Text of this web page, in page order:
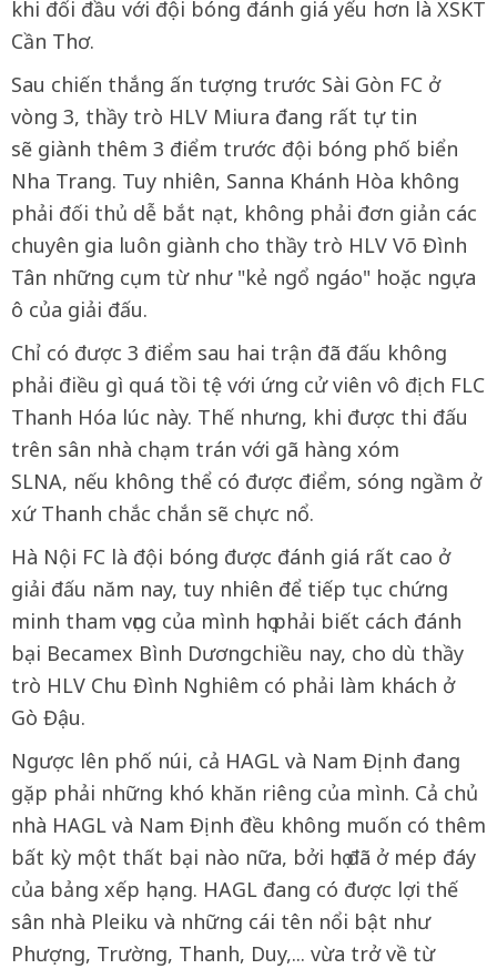
khi đối đầu với đội bóng đánh giá yếu hơn là XSKT
Cần Thơ.
Sau chiến thắng ấn tượng trước Sài Gòn FC ở
vòng 3, thầy trò HLV Miura đang rất tự tin
sẽ giành thêm 3 điểm trước đội bóng phố biển
Nha Trang. Tuy nhiên, Sanna Khánh Hòa không
phải đối thủ dễ bắt nạt, không phải đơn giản các
chuyên gia luôn giành cho thầy trò HLV Võ Đình
Tân những cụm từ như "kẻ ngổ ngáo" hoặc ngựa
ô của giải đấu.
Chỉ có được 3 điểm sau hai trận đã đấu không
phải điều gì quá tồi tệ với ứng cử viên vô địch FLC
Thanh Hóa lúc này. Thế nhưng, khi được thi đấu
trên sân nhà chạm trán với gã hàng xóm
SLNA, nếu không thể có được điểm, sóng ngầm ở
xứ Thanh chắc chắn sẽ chực nổ.
Hà Nội FC là đội bóng được đánh giá rất cao ở
giải đấu năm nay, tuy nhiên để tiếp tục chứng
minh tham vọng của mình họ phải biết cách đánh
bại Becamex Bình Dươngchiều nay, cho dù thầy
trò HLV Chu Đình Nghiêm có phải làm khách ở
Gò Đậu.
Ngược lên phố núi, cả HAGL và Nam Định đang
gặp phải những khó khăn riêng của mình. Cả chủ
nhà HAGL và Nam Định đều không muốn có thêm
bất kỳ một thất bại nào nữa, bởi họ đã ở mép đáy
của bảng xếp hạng. HAGL đang có được lợi thế
sân nhà Pleiku và những cái tên nổi bật như
Phượng, Trường, Thanh, Duy,... vừa trở về từ